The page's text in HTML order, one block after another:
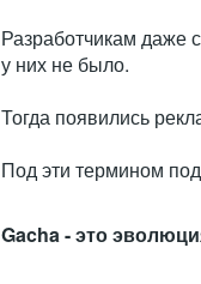
Разработчикам даже
у них не было.
Тогда появились
Под эти термином
Gacha - это